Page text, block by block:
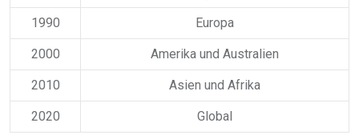
1990 Europa
2000 Amerika und Australien
2010 Asien und Afrika
2020 Global